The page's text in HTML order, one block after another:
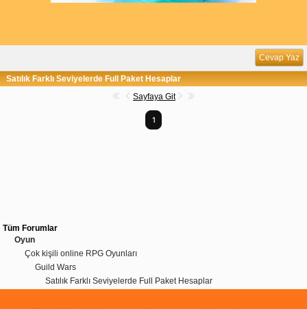
Cevap Yaz
Satılık Farklı Seviyelerde Full Paket Hesaplar
Sayfaya Git
1
Tüm Forumlar
Oyun
Çok kişili online RPG Oyunları
Guild Wars
Satılık Farklı Seviyelerde Full Paket Hesaplar